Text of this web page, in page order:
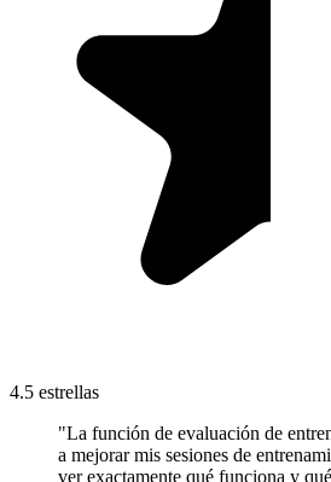
4.5 estrellas
"La función de evaluación de
a mejorar mis sesiones de
ver exactamente qué funciona y